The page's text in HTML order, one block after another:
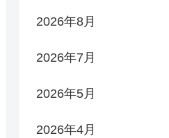
2026年8月
2026年7月
2026年5月
2026年4月